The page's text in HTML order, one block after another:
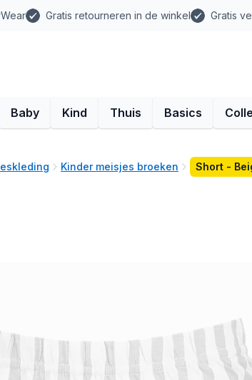
Gratis retourneren in de winkel Gratis
Baby Kind Thuis Basics
Kinder meisjes broeken Short -